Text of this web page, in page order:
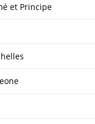
et Principe